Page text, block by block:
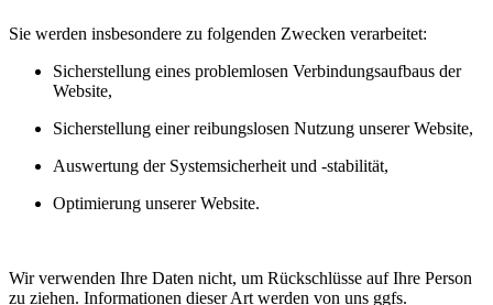
Sie werden insbesondere zu folgenden Zwecken verarbeitet:
Sicherstellung eines problemlosen Verbindungsaufbaus der
Website,
Sicherstellung einer reibungslosen Nutzung unserer Website,
Auswertung der Systemsicherheit und -stabilität,
Optimierung unserer Website.
Wir verwenden Ihre Daten nicht, um Rückschlüsse auf Ihre Person
zu ziehen. Informationen dieser Art werden von uns ggfs.